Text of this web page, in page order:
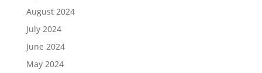
August 2024
July 2024
June 2024
May 2024